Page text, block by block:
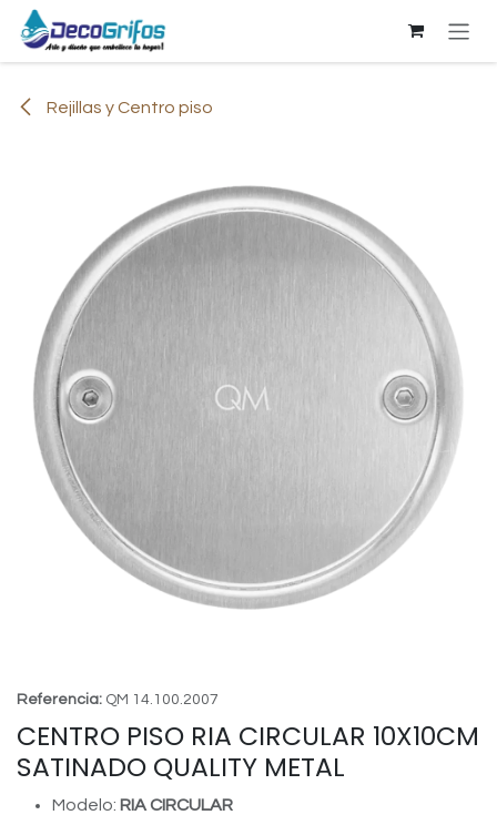
Ir al contenido
Rejillas y Centro piso
Referencia: QM 14.100.2007
CENTRO PISO RIA CIRCULAR 10X10CM
SATINADO QUALITY METAL
Modelo: RIA CIRCULAR